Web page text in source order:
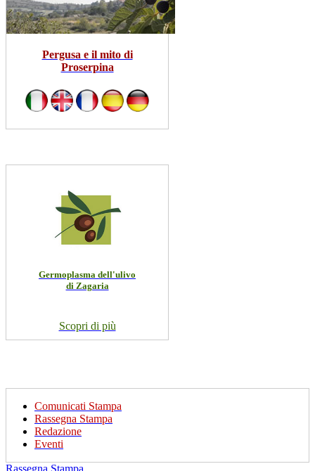
Pergusa e il mito di
Proserpina
Germoplasma dell'ulivo
di Zagaria
Scopri di più
Comunicati Stampa
Rassegna Stampa
Redazione
Eventi
Rassegna Stampa